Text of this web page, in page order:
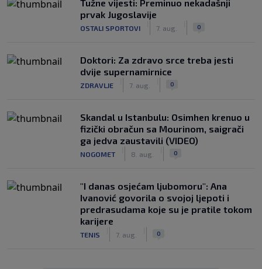
Tužne vijesti: Preminuo nekadašnji
prvak Jugoslavije
OSTALI SPORTOVI 7. aug. 0
Doktori: Za zdravo srce treba jesti
dvije supernamirnice
ZDRAVLJE 7. aug. 0
Skandal u Istanbulu: Osimhen krenuo u
fizički obračun sa Mourinom, saigrači
ga jedva zaustavili (VIDEO)
NOGOMET 8. aug. 0
"I danas osjećam ljubomoru": Ana
Ivanović govorila o svojoj ljepoti i
predrasudama koje su je pratile tokom
karijere
TENIS 7. aug. 0